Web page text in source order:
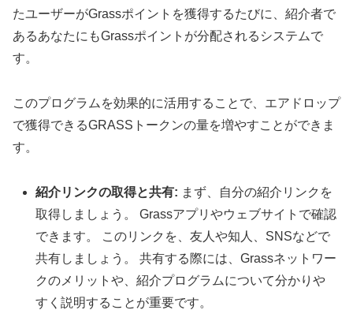
たユーザーがGrassポイントを獲得するたびに、紹介者で
あるあなたにもGrassポイントが分配されるシステムで
す。
このプログラムを効果的に活用することで、エアドロップ
で獲得できるGRASSトークンの量を増やすことができま
す。
紹介リンクの取得と共有: まず、自分の紹介リンクを
取得しましょう。 Grassアプリやウェブサイトで確認
できます。 このリンクを、友人や知人、SNSなどで
共有しましょう。 共有する際には、Grassネットワー
クのメリットや、紹介プログラムについて分かりや
すく説明することが重要です。